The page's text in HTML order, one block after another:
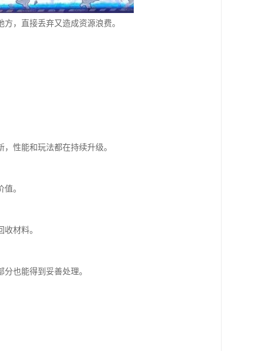
，直接丢弃又造成资源浪费。
性能和玩法都在持续升级。
。
材料。
也能得到妥善处理。